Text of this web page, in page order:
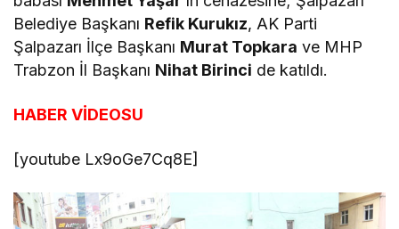
Belediye Başkanı Refik Kurukız, AK Parti
Şalpazarı İlçe Başkanı Murat Topkara ve MHP
Trabzon İl Başkanı Nihat Birinci de katıldı.
HABER VİDEOSU
[youtube Lx9oGe7Cq8E]